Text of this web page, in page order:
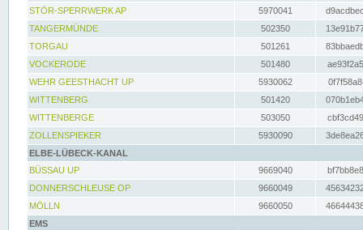
STÖR-SPERRWERK AP 5970041
TANGERMÜNDE
502350
TORGAU
501261
VOCKERODE
501480
WEHR GEESTHACHT UP
5930062
WITTENBERG
501420
WITTENBERGE
503050
ZOLLENSPIEKER
5930090
ELBE-LÜBECK-KANAL
BÜSSAU UP
9669040
DONNERSCHLEUSE OP
9660049
MÖLLN
9660050
EMS